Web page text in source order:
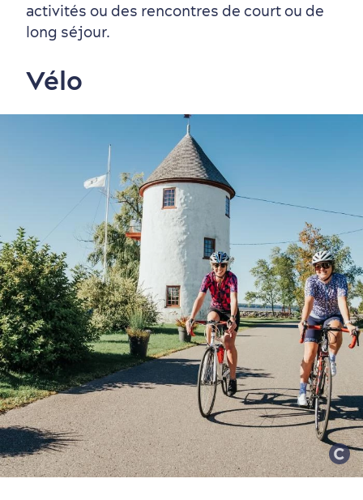
activités ou des rencontres de court ou de
long séjour.
Vélo